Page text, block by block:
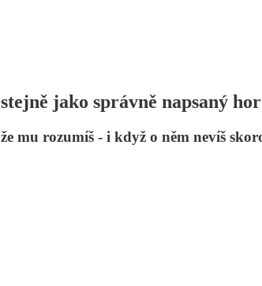
jako správně napsaný
mu rozumíš - i když o něm nevíš